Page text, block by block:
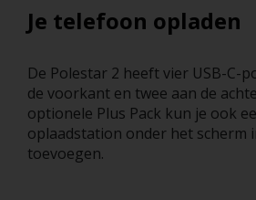
Je telefoon opladen
De Polestar 2 heeft vier USB-C-
de voorkant en twee aan de
optionele Plus Pack kun je ook
oplaadstation onder het scherm
toevoegen.